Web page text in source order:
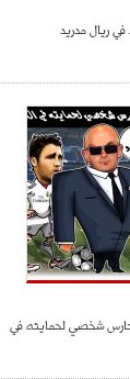
في ريال مدريد
شخصي لحمايته في